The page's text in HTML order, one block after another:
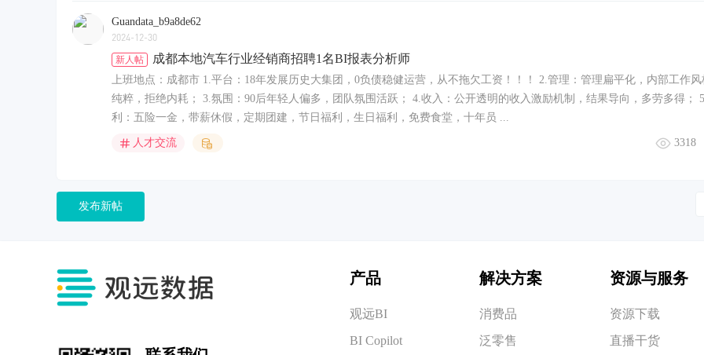
Guandata_b9a8de62
2024-12-30
新人帖 成都本地汽车行业经销商招聘1名BI报表分析师
上班地点：成都市 1.平台：18年发展历史大集团，0负债稳健运营，从不拖欠工资！！！ 2.管理：管理扁平化，内部工作
纯粹，拒绝内耗； 3.氛围：90后年轻人偏多，团队氛围活跃； 4.收入：公开透明的收入激励机制，结果导向，多劳多得；
利：五险一金，带薪休假，定期团建，节日福利，生日福利，免费食堂，十年员 ...
人才交流 3318
发布新帖
产品
观远BI
BI Copilot
解决方案
消费品
泛零售
资源与服务
资源下载
直播干货